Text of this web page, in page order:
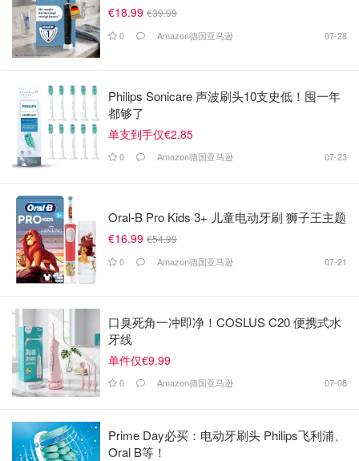
€18.99 €39.99
0 Amazon德国亚马逊 07-28
Philips Sonicare 声波刷头10支史低！囤一年
都够了
单支到手仅€2.85
0 Amazon德国亚马逊 07-23
Oral-B Pro Kids 3+ 儿童电动牙刷 狮子王主题
€16.99 €54.99
0 Amazon德国亚马逊 07-21
口臭死角一冲即净！COSLUS C20 便携式水
牙线
单件仅€9.99
0 Amazon德国亚马逊 07-08
Prime Day必买：电动牙刷头 Philips飞利浦、
Oral B等！